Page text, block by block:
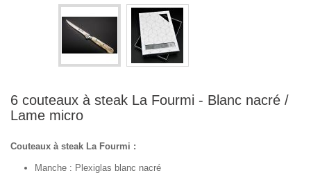
6 couteaux à steak La Fourmi - Blanc nacré /
Lame micro
Couteaux à steak La Fourmi :
Manche : Plexiglas blanc nacré